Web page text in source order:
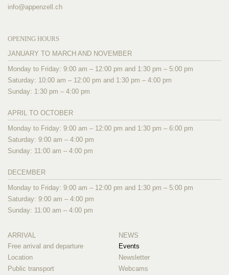
info@appenzell.ch
OPENING HOURS
JANUARY TO MARCH AND NOVEMBER
Monday to Friday: 9:00 am – 12:00 pm and 1:30 pm – 5:00 pm
Saturday: 10:00 am – 12:00 pm and 1:30 pm – 4:00 pm
Sunday: 1:30 pm – 4:00 pm
APRIL TO OCTOBER
Monday to Friday: 9:00 am – 12:00 pm and 1:30 pm – 6:00 pm
Saturday: 9:00 am – 4:00 pm
Sunday: 11:00 am – 4:00 pm
DECEMBER
Monday to Friday: 9:00 am – 12:00 pm and 1:30 pm – 5:00 pm
Saturday: 9:00 am – 4:00 pm
Sunday: 11:00 am – 4:00 pm
ARRIVAL
Free arrival and departure
Location
Public transport
NEWS
Events
Newsletter
Webcams